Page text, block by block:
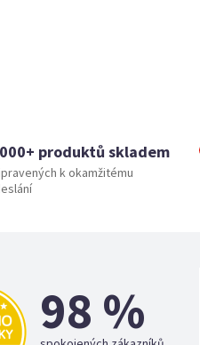
produktů skladem
k okamžitému
98 %